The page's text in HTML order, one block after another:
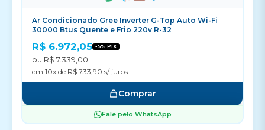
Ar Condicionado Gree Inverter G-Top Auto Wi-Fi
30000 Btus Quente e Frio 220v R-32
R$ 6.972,05 -5% PIX
ou R$ 7.339,00
em 10x de R$ 733,90 s/ juros
Comprar
Fale pelo WhatsApp